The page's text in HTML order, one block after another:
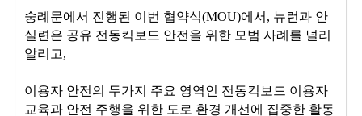
숭례문에서 진행된 이번 협약식(MOU)에서, 뉴런과 안
실련은 공유 전동킥보드 안전을 위한 모범 사례를 널리
알리고,
이용자 안전의 두가지 주요 영역인 전동킥보드 이용자
교육과 안전 주행을 위한 도로 환경 개선에 집중한 활동